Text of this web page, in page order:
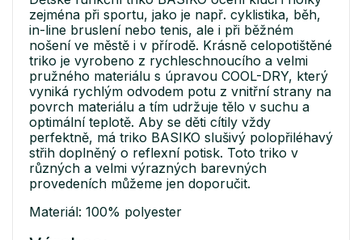
zejména při sportu, jako je např. cyklistika, běh,
in-line bruslení nebo tenis, ale i při běžném
nošení ve městě i v přírodě. Krásně celopotištěné
triko je vyrobeno z rychleschnoucího a velmi
pružného materiálu s úpravou COOL-DRY, který
vyniká rychlým odvodem potu z vnitřní strany na
povrch materiálu a tím udržuje tělo v suchu a
optimální teplotě. Aby se děti cítily vždy
perfektně, má triko BASIKO slušivý polopřiléhavý
střih doplněný o reflexní potisk. Toto triko v
různých a velmi výrazných barevných
provedeních můžeme jen doporučit.
Materiál: 100% polyester